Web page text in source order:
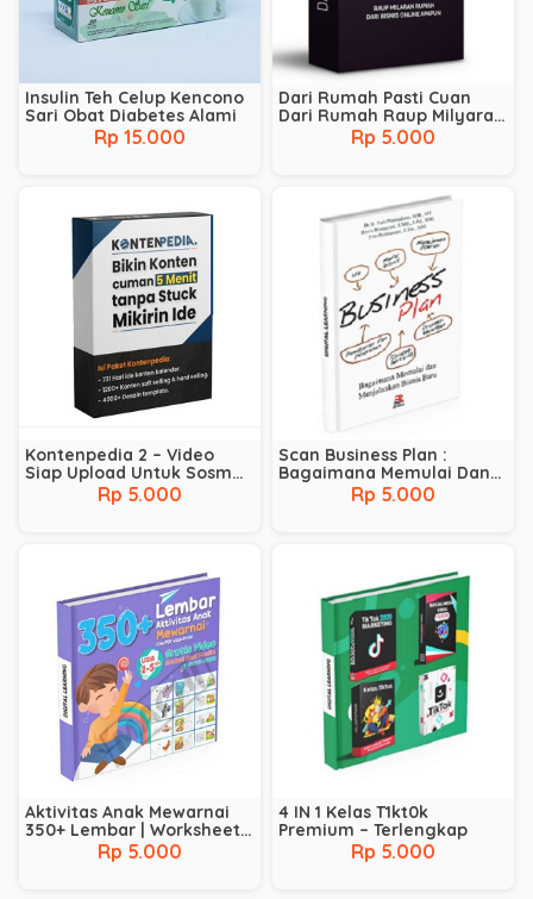
Insulin Teh Celup Kencono
Sari Obat Diabetes Alami
Rp 15.000
Dari Rumah Pasti Cuan
Dari Rumah Raup Milyaran
Rupiah Dari Bisnis Online
Rp 5.000
Kontenpedia 2 – Video
Siap Upload Untuk Sosmed
Rp 5.000
Scan Business Plan :
Bagaimana Memulai Dan
Menjalankan Bisnis Baru
Rp 5.000
Aktivitas Anak Mewarnai
350+ Lembar | Worksheet
Lembar Kerja Anak |
Hewan | Karakter
Rp 5.000
4 IN 1 Kelas T1kt0k
Premium – Terlengkap
Rp 5.000